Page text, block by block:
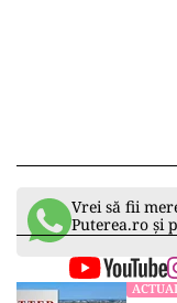
Vrei să fii
Puterea.ro și